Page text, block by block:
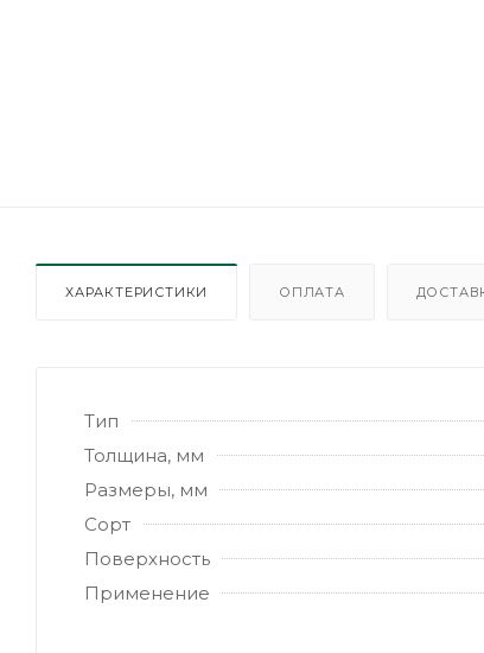
ХАРАКТЕРИСТИКИ ОПЛАТА
Тип
Толщина, мм
Размеры, мм
Сорт
Поверхность
Применение